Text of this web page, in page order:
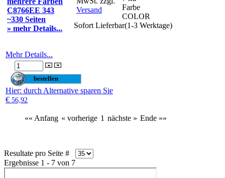
C8766EE 343
~330 Seiten
» mehr Details...
Versand
Farbe
COLOR
Sofort Lieferbar(1-3 Werktage)
Mehr Details...
Hier: durch Alternative sparen Sie
€ 56,92
«« Anfang « vorherige 1 nächste » Ende »»
Resultate pro Seite #
Ergebnisse 1 - 7 von 7